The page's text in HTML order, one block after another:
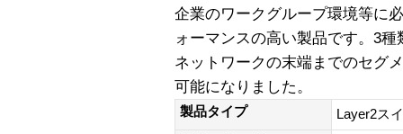
企業のワークグループ環境等に
ォーマンスの高い製品です。3
ネットワークの末端までのセグ
可能になりました。
製品タイプ
Layer2ス